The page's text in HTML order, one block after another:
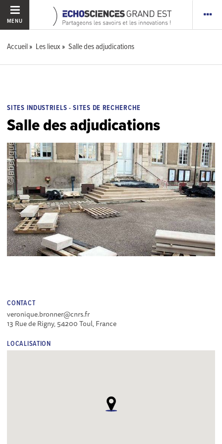
MENU
Accueil Les lieux Salle des adjudications
SITES INDUSTRIELS - SITES DE RECHERCHE
Salle des adjudications
CONTACT
veronique.bronner@cnrs.fr
13 Rue de Rigny, 54200 Toul, France
LOCALISATION